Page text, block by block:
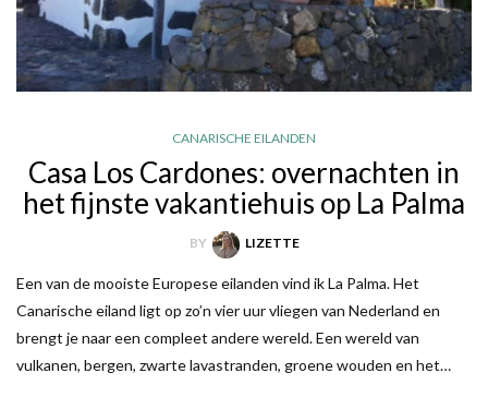
CANARISCHE EILANDEN
Casa Los Cardones: overnachten in
het fijnste vakantiehuis op La Palma
BY LIZETTE
Een van de mooiste Europese eilanden vind ik La Palma. Het
Canarische eiland ligt op zo’n vier uur vliegen van Nederland en
brengt je naar een compleet andere wereld. Een wereld van
vulkanen, bergen, zwarte lavastranden, groene wouden en het…